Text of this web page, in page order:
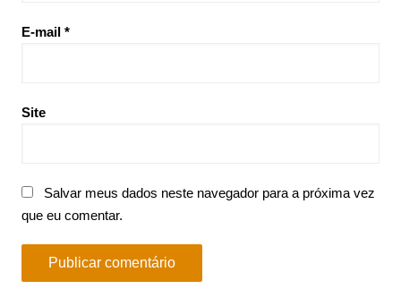
E-mail *
Site
Salvar meus dados neste navegador para a próxima vez
que eu comentar.